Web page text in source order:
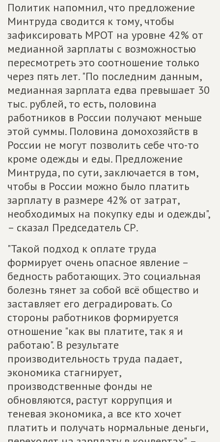
Политик напомнил, что предложение
Минтруда сводится к тому, чтобы
зафиксировать МРОТ на уровне 42% от
медианной зарплаты с возможностью
пересмотреть это соотношение только
через пять лет. "По последним данным,
медианная зарплата едва превышает 30
тыс. рублей, то есть, половина
работников в России получают меньше
этой суммы. Половина домохозяйств в
России не могут позволить себе что-то
кроме одежды и еды. Предложение
Минтруда, по сути, заключается в том,
чтобы в России можно было платить
зарплату в размере 42% от затрат,
необходимых на покупку еды и одежды",
– сказал Председатель СР.
"Такой подход к оплате труда
формирует очень опасное явление –
бедность работающих. Это социальная
болезнь тянет за собой всё общество и
заставляет его деградировать. Со
стороны работников формируется
отношение "как вы платите, так я и
работаю". В результате
производительность труда падает,
экономика стагнирует,
производственные фонды не
обновляются, растут коррупция и
теневая экономика, а все кто хочет
платить и получать нормальные деньги,